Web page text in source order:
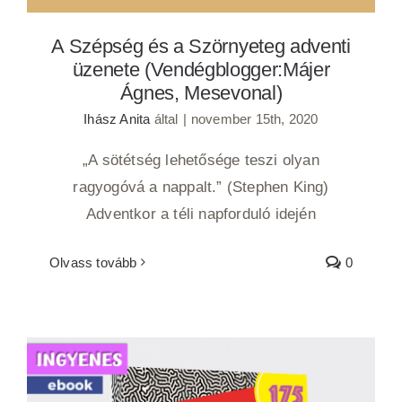
A Szépség és a Szörnyeteg adventi
üzenete (Vendégblogger:Májer
Ágnes, Mesevonal)
Ihász Anita által | november 15th, 2020
„A sötétség lehetősége teszi olyan
ragyogóvá a nappalt.” (Stephen King)
Adventkor a téli napforduló idején
Olvass tovább 0